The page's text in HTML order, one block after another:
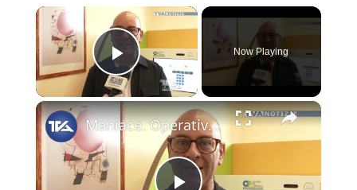
×
Play Video
Now Playing
×
Maniace. Operativo al Comune lo Sportello Virtuale del Centro per l’impiego